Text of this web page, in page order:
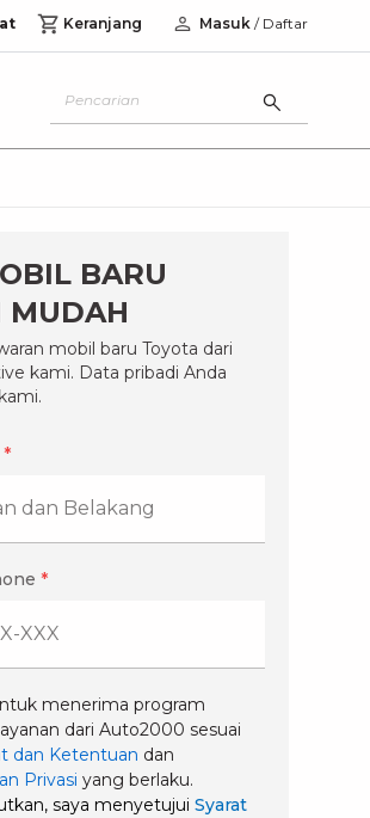
Keranjang Masuk / Daftar
BARU
MUDAH
mobil baru Toyota dari
kami. Data pribadi Anda
*
*
menerima program
dari Auto2000 sesuai
dan Ketentuan dan
Privasi yang berlaku.
saya menyetujui Syarat